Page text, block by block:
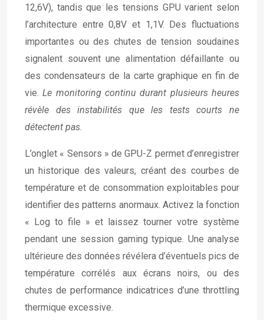
12,6V), tandis que les tensions GPU varient selon
l’architecture entre 0,8V et 1,1V. Des fluctuations
importantes ou des chutes de tension soudaines
signalent souvent une alimentation défaillante ou
des condensateurs de la carte graphique en fin de
vie.Le monitoring continu durant plusieurs heures
révèle des instabilités que les tests courts ne
détectent pas.
L’onglet « Sensors » de GPU-Z permet d’enregistrer
un historique des valeurs, créant des courbes de
température et de consommation exploitables pour
identifier des patterns anormaux. Activez la fonction
« Log to file » et laissez tourner votre système
pendant une session gaming typique. Une analyse
ultérieure des données révélera d’éventuels pics de
température corrélés aux écrans noirs, ou des
chutes de performance indicatrices d’une throttling
thermique excessive.